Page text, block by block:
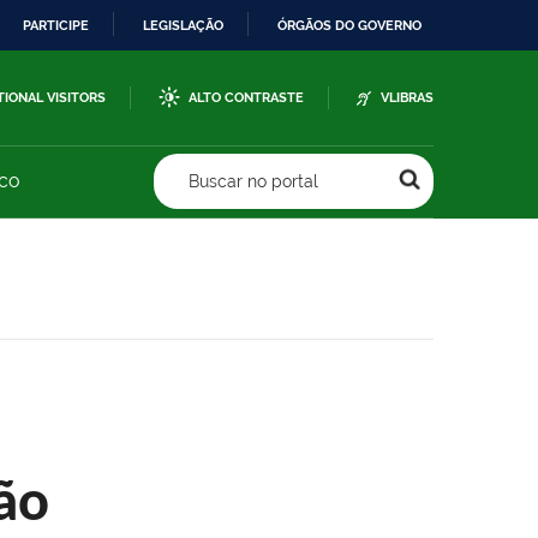
PARTICIPE LEGISLAÇÃO ÓRGÃOS DO GOVERNO
VISITORS ALTO CONTRASTE VLIBRAS
Buscar no portal